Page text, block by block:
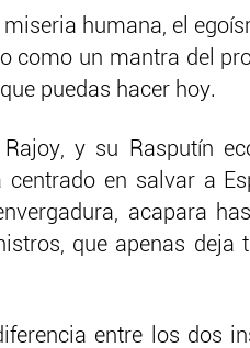
miseria humana, el
como un mantra del
puedas hacer hoy.
y su Rasputín
centrado en salvar a
acapara
que apenas
entre los dos